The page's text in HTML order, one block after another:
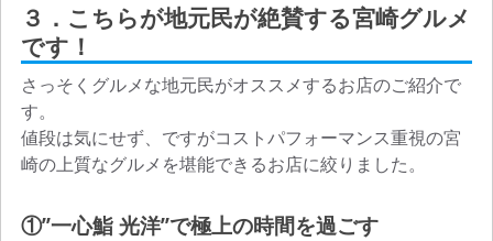
３．こちらが地元民が絶賛する宮崎グルメ
です！
さっそくグルメな地元民がオススメするお店のご紹介で
す。
値段は気にせず、ですがコストパフォーマンス重視の宮
崎の上質なグルメを堪能できるお店に絞りました。
①”一心鮨 光洋”で極上の時間を過ごす